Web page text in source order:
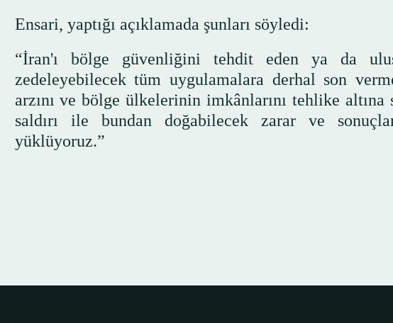
Ensari, yaptığı açıklamada şunları söyledi:
“İran'ı bölge güvenliğini tehdit eden ya da
zedeleyebilecek tüm uygulamalara derhal son
arzını ve bölge ülkelerinin imkânlarını tehlike altına
saldırı ile bundan doğabilecek zarar ve
yüklüyoruz.”